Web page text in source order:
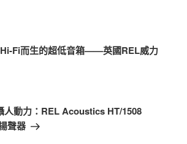
Fi而生的超低音箱——英國REL威力
人動力：REL Acoustics HT/1508
聲器